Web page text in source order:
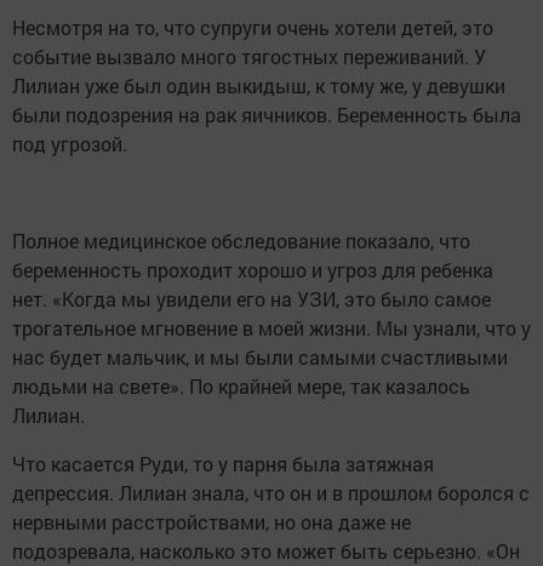
Несмотря на то, что супруги очень хотели детей, это
событие вызвало много тягостных переживаний. У
Лилиан уже был один выкидыш, к тому же, у девушки
были подозрения на рак яичников. Беременность была
под угрозой.
Полное медицинское обследование показало, что
беременность проходит хорошо и угроз для ребенка
нет. «Когда мы увидели его на УЗИ, это было самое
трогательное мгновение в моей жизни. Мы узнали, что у
нас будет мальчик, и мы были самыми счастливыми
людьми на свете». По крайней мере, так казалось
Лилиан.
Что касается Руди, то у парня была затяжная
депрессия. Лилиан знала, что он и в прошлом боролся с
нервными расстройствами, но она даже не
подозревала, насколько это может быть серьезно. «Он